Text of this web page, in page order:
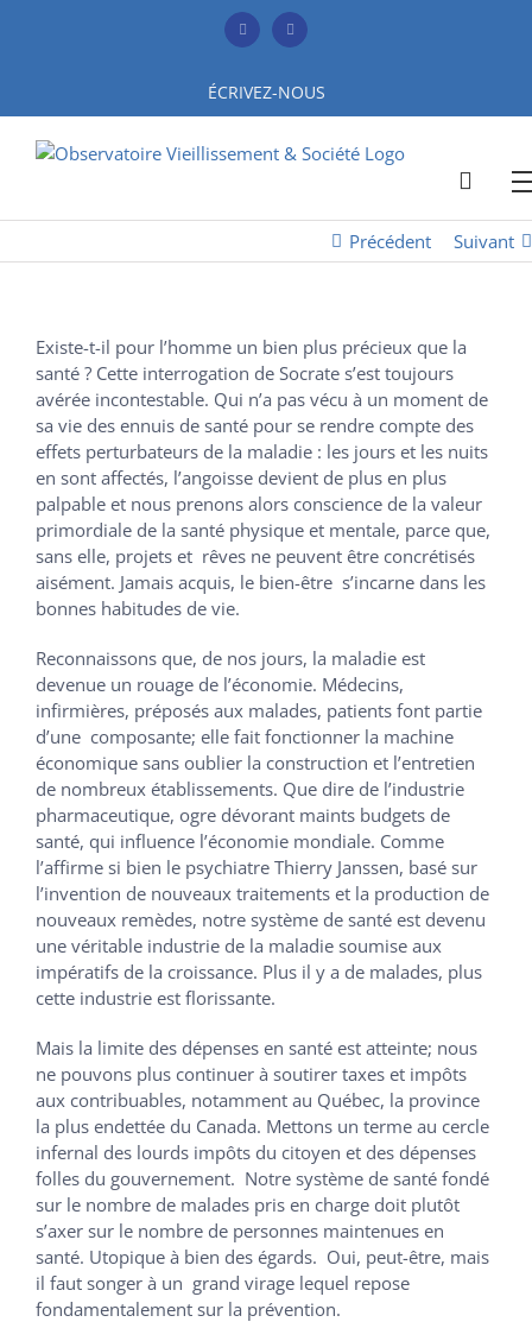
FacebookYouTube
ÉCRIVEZ-NOUS
Précédent Suivant
Existe-t-il pour l’homme un bien plus précieux que la
santé ? Cette interrogation de Socrate s’est toujours
avérée incontestable. Qui n’a pas vécu à un moment de
sa vie des ennuis de santé pour se rendre compte des
effets perturbateurs de la maladie : les jours et les nuits
en sont affectés, l’angoisse devient de plus en plus
palpable et nous prenons alors conscience de la valeur
primordiale de la santé physique et mentale, parce que,
sans elle, projets et rêves ne peuvent être concrétisés
aisément. Jamais acquis, le bien-être s’incarne dans les
bonnes habitudes de vie.
Reconnaissons que, de nos jours, la maladie est
devenue un rouage de l’économie. Médecins,
infirmières, préposés aux malades, patients font partie
d’une composante; elle fait fonctionner la machine
économique sans oublier la construction et l’entretien
de nombreux établissements. Que dire de l’industrie
pharmaceutique, ogre dévorant maints budgets de
santé, qui influence l’économie mondiale. Comme
l’affirme si bien le psychiatre Thierry Janssen, basé sur
l’invention de nouveaux traitements et la production de
nouveaux remèdes, notre système de santé est devenu
une véritable industrie de la maladie soumise aux
impératifs de la croissance. Plus il y a de malades, plus
cette industrie est florissante.
Mais la limite des dépenses en santé est atteinte; nous
ne pouvons plus continuer à soutirer taxes et impôts
aux contribuables, notamment au Québec, la province
la plus endettée du Canada. Mettons un terme au cercle
infernal des lourds impôts du citoyen et des dépenses
folles du gouvernement. Notre système de santé fondé
sur le nombre de malades pris en charge doit plutôt
s’axer sur le nombre de personnes maintenues en
santé. Utopique à bien des égards. Oui, peut-être, mais
il faut songer à un grand virage lequel repose
fondamentalement sur la prévention.